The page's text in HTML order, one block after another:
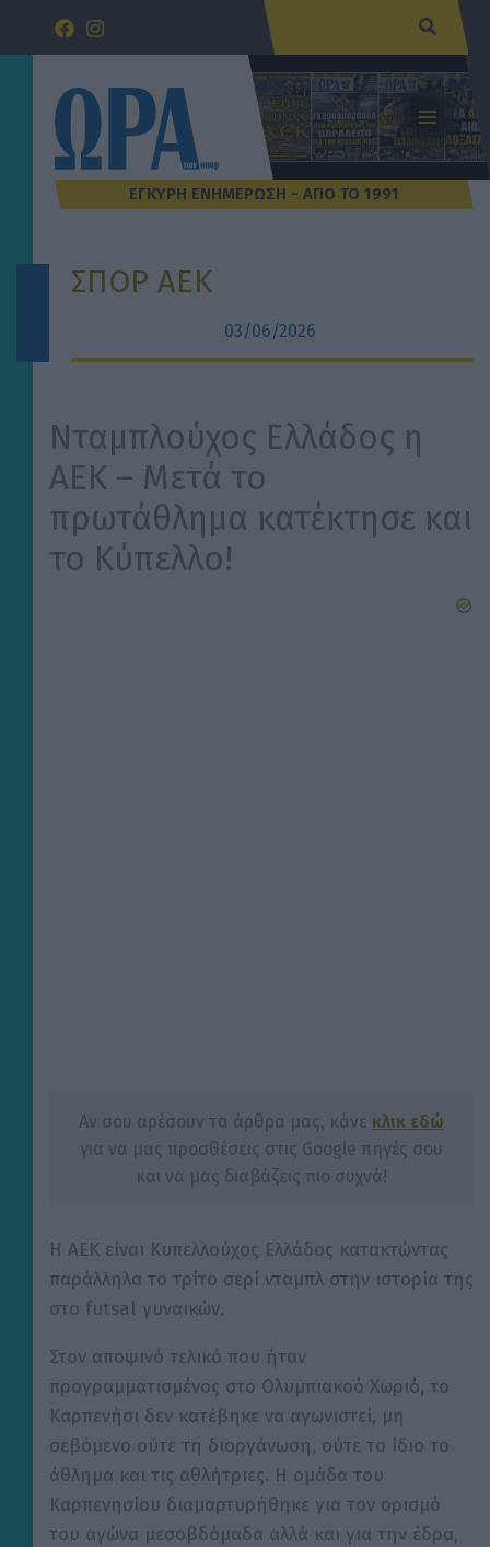
Μετάβαση
ΣΠΟΡ ΑΕΚ
03/06/2026
Νταμπλούχος Ελλάδος η
ΑΕΚ – Μετά το
πρωτάθλημα κατέκτησε και
το Κύπελλο!
Αν σου αρέσουν τα άρθρα μας, κάνε κλικ εδώ
για να μας προσθέσεις στις Google πηγές σου
και να μας διαβάζεις πιο συχνά!
Η ΑΕΚ είναι Κυπελλούχος Ελλάδος κατακτώντας
παράλληλα το τρίτο σερί νταμπλ στην ιστορία της
στο futsal γυναικών.
Στον αποψινό τελικό που ήταν
προγραμματισμένος στο Ολυμπιακοό Χωριό, το
Καρπενήσι δεν κατέβηκε να αγωνιστεί, μη
σεβόμενο ούτε τη διοργάνωση, ούτε το ίδιο το
άθλημα και τις αθλήτριες. Η ομάδα του
Καρπενησίου διαμαρτυρήθηκε για τον ορισμό
του αγώνα μεσοβδόμαδα αλλά και για την έδρα,